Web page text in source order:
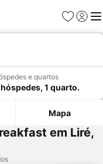
Favoritos
Iniciar
e quartos
1 quarto.
Mapa
em Liré,